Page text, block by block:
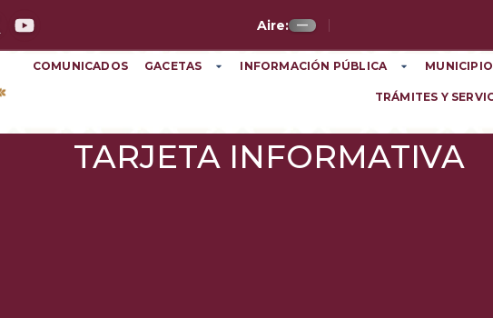
Aire: —
COMUNICADOS GACETAS INFORMACIÓN PÚBLICA MUNICIPIO
TRÁMITES Y
TARJETA INFORMATIVA